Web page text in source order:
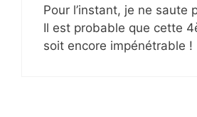
Pour l’instant, je ne saute
Il est probable que cette
soit encore impénétrable !